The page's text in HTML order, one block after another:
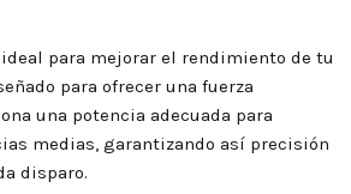
para mejorar el rendimiento de tu
para ofrecer una fuerza
una potencia adecuada para
medias, garantizando así precisión
disparo.